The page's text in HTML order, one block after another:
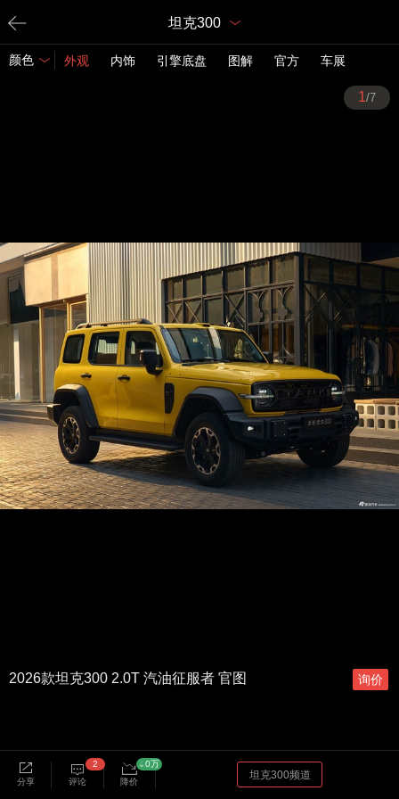
坦克300
颜色 外观 内饰 引擎底盘 图解 官方 车展
1/7
2026款坦克300 2.0T 汽油征服者 官图
2
分享
评论 降价
0万
坦克300频道
询价